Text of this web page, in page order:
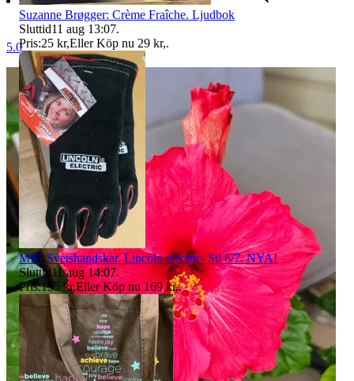
5.0
Suzanne Brøgger: Crème Fraîche. Ljudbok
Sluttid11 aug 13:07.
Pris:25 kr,Eller Köp nu 29 kr,.
MIG Svetshandskar. Lincoln electric. Stl 6/7. NYA!
Sluttid11 aug 14:07.
Pris:155 kr,Eller Köp nu 169 kr,.